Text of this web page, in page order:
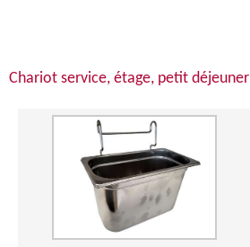
Chariot service, étage, petit déjeuner